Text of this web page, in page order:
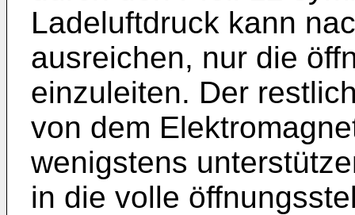
Ladeluftdruck kann
ausreichen, nur die
einzuleiten. Der
von dem
wenigstens
in die volle